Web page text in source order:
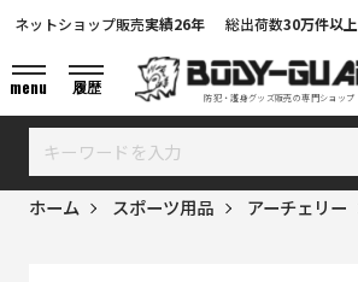
防犯・護身グッズ販売の専門ショップ
ネットショップ販売実績26年 総出荷数30万件以上
menu 履歴
ホーム スポーツ用品 アーチェリー